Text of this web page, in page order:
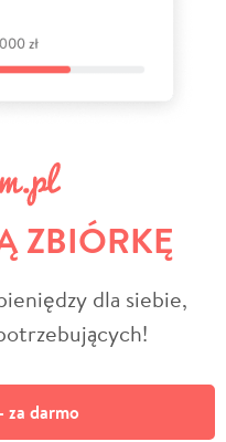
ZBIÓRKĘ
dla siebie,
za darmo